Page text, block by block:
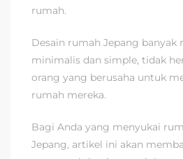
rumah.
Desain rumah Jepang banyak
minimalis dan simple, tidak
orang yang berusaha untuk
rumah mereka.
Bagi Anda yang menyukai
Jepang, artikel ini akan